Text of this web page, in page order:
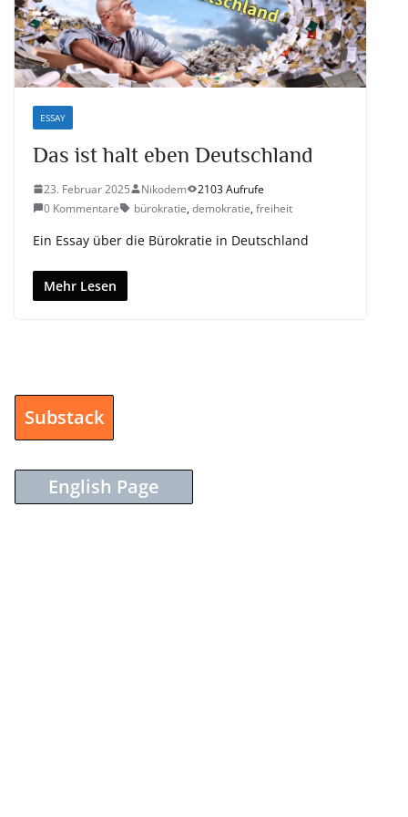
ESSAY
Das ist halt eben Deutschland
23. Februar 2025 Nikodem
2103 Aufrufe
0 Kommentare
bürokratie,demokratie,freiheit
Ein Essay über die Bürokratie in Deutschland
Mehr Lesen
Substack
English Page